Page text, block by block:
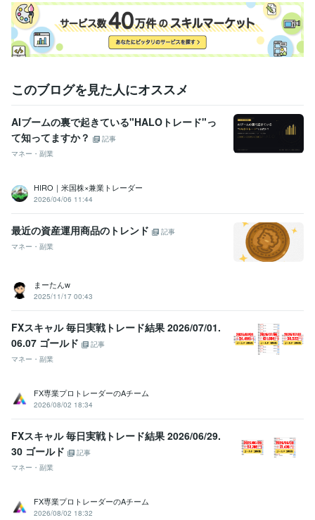
このブログを見た人にオススメ
AIブームの裏で起きている"HALOトレード"っ
て知ってますか？
記事
マネー・副業
HIRO｜米国株×兼業トレーダー
2026/04/06 11:44
最近の資産運用商品のトレンド
記事
マネー・副業
まーたんw
2025/11/17 00:43
FXスキャル 毎日実戦トレード結果 2026/07/01.
06.07 ゴールド
記事
マネー・副業
FX専業プロトレーダーのAチーム
2026/08/02 18:34
FXスキャル 毎日実戦トレード結果 2026/06/29.
30 ゴールド
記事
マネー・副業
FX専業プロトレーダーのAチーム
2026/08/02 18:32